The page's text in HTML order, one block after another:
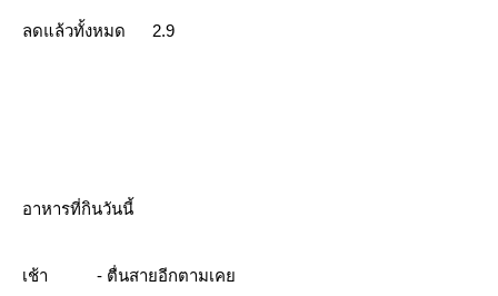
ลดแล้วทั้งหมด 2.9
อาหารที่กินวันนี้
เช้า - ตื่นสายอีกตามเค